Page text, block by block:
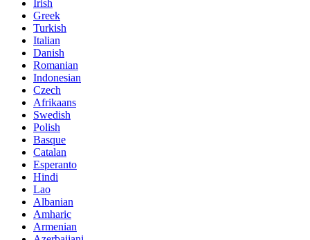
Irish
Greek
Turkish
Italian
Danish
Romanian
Indonesian
Czech
Afrikaans
Swedish
Polish
Basque
Catalan
Esperanto
Hindi
Lao
Albanian
Amharic
Armenian